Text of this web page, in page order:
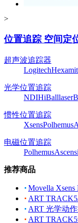
>
位置追踪 空间定
超声波追踪器
Logitech
光学位置追踪
NDIHiBall
惯性位置追踪
XsensPolhemus
电磁位置追踪
Polhemus
推荐商品
Movella
ART
ART 光学动
ART